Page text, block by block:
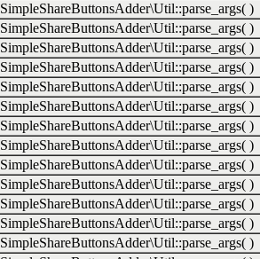
SimpleShareButtonsAdder\Util::parse_args( )
SimpleShareButtonsAdder\Util::parse_args( )
SimpleShareButtonsAdder\Util::parse_args( )
SimpleShareButtonsAdder\Util::parse_args( )
SimpleShareButtonsAdder\Util::parse_args( )
SimpleShareButtonsAdder\Util::parse_args( )
SimpleShareButtonsAdder\Util::parse_args( )
SimpleShareButtonsAdder\Util::parse_args( )
SimpleShareButtonsAdder\Util::parse_args( )
SimpleShareButtonsAdder\Util::parse_args( )
SimpleShareButtonsAdder\Util::parse_args( )
SimpleShareButtonsAdder\Util::parse_args( )
SimpleShareButtonsAdder\Util::parse_args( )